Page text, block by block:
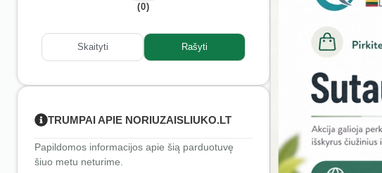
(0)
Skaityti Rašyti
TRUMPAI APIE NORIUZAISLIUKO.LT
Papildomos informacijos apie šią parduotuvę
šiuo metu neturime.